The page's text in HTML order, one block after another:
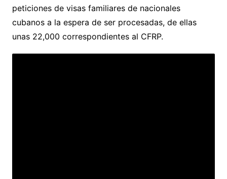
peticiones de visas familiares de nacionales
cubanos a la espera de ser procesadas, de ellas
unas 22,000 correspondientes al CFRP.